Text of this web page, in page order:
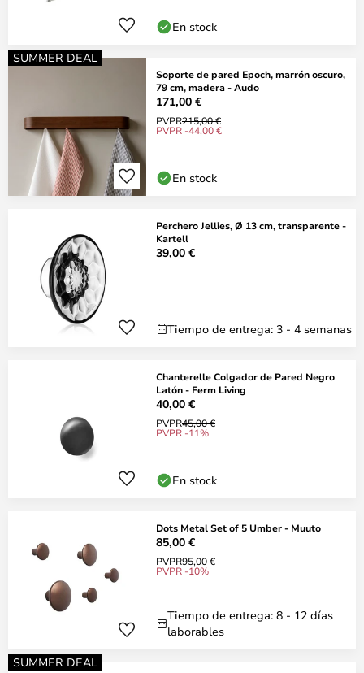
En stock
SUMMER DEAL
Soporte de pared Epoch, marrón oscuro,
79 cm, madera - Audo
171,00 €
PVPR215,00 €
PVPR -44,00 €
En stock
Perchero Jellies, Ø 13 cm, transparente -
Kartell
39,00 €
Tiempo de entrega: 3 - 4 semanas
Chanterelle Colgador de Pared Negro
Latón - Ferm Living
40,00 €
PVPR45,00 €
PVPR -11%
En stock
Dots Metal Set of 5 Umber - Muuto
85,00 €
PVPR95,00 €
PVPR -10%
Tiempo de entrega: 8 - 12 días
laborables
SUMMER DEAL